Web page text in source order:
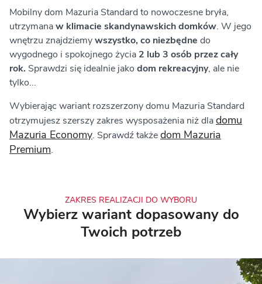
Mobilny dom Mazuria Standard to nowoczesne bryła,
utrzymanaw klimacie skandynawskich domków. W jego
wnętrzu znajdziemywszystko, co niezbędne do
wygodnego i spokojnego życia 2 lub 3 osób przez cały
rok. Sprawdzi się idealnie jako dom rekreacyjny, ale nie
tylko...
Wybierając wariant rozszerzony domu Mazuria Standard
otrzymujesz szerszy zakres wysposażenia niż dladomu
Mazuria Economy. Sprawdź takżedom Mazuria
Premium.
ZAKRES REALIZACJI DO WYBORU
Wybierz wariant dopasowany do
Twoich potrzeb